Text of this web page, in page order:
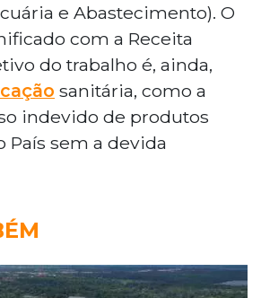
e Abastecimento). O
com a Receita
do trabalho é, ainda,
sanitária, como a
indevido de produtos
sem a devida